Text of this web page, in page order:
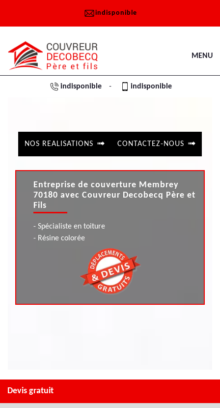
indisponible
MENU
indisponible - indisponible
NOS REALISATIONS CONTACTEZ-NOUS
Entreprise de couverture Membrey
70180 avec Couvreur Decobecq Père et
Fils
- Spécialiste en toiture
- Résine colorée
Devis gratuit